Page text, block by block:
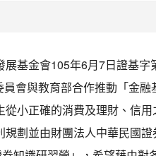
基金會105年6月7日證基字
會與教育部合作推動「金融
小正確的消費及理財、信用
劃並由財團法人中華民國證